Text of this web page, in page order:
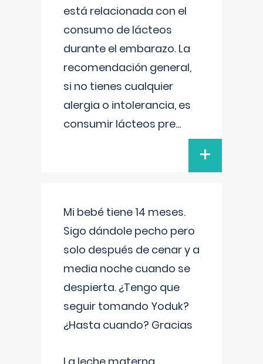
está relacionada con el
consumo de lácteos
durante el embarazo. La
recomendación general,
si no tienes cualquier
alergia o intolerancia, es
consumir lácteos pre...
+
Mi bebé tiene 14 meses.
Sigo dándole pecho pero
solo después de cenar y a
media noche cuando se
despierta. ¿Tengo que
seguir tomando Yoduk?
¿Hasta cuando? Gracias